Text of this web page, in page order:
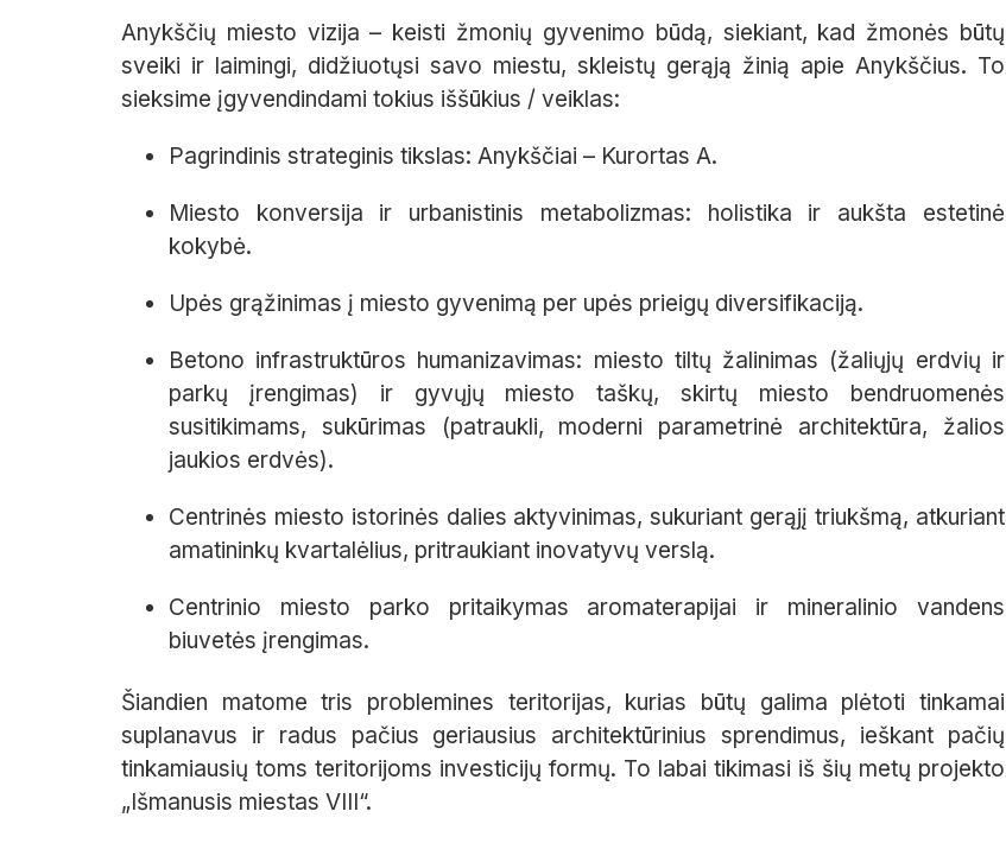
Anykščių miesto vizija – keisti žmonių gyvenimo būdą, siekiant, kad žmonės būtų
sveiki ir laimingi, didžiuotųsi savo miestu, skleistų gerąją žinią apie Anykščius. To
sieksime įgyvendindami tokius iššūkius / veiklas:
Pagrindinis strateginis tikslas: Anykščiai – Kurortas A.
Miesto konversija ir urbanistinis metabolizmas: holistika ir aukšta estetinė
kokybė.
Upės grąžinimas į miesto gyvenimą per upės prieigų diversifikaciją.
Betono infrastruktūros humanizavimas: miesto tiltų žalinimas (žaliųjų erdvių ir
parkų įrengimas) ir gyvųjų miesto taškų, skirtų miesto bendruomenės
susitikimams, sukūrimas (patraukli, moderni parametrinė architektūra, žalios
jaukios erdvės).
Centrinės miesto istorinės dalies aktyvinimas, sukuriant gerąjį triukšmą, atkuriant
amatininkų kvartalėlius, pritraukiant inovatyvų verslą.
Centrinio miesto parko pritaikymas aromaterapijai ir mineralinio vandens
biuvetės įrengimas.
Šiandien matome tris problemines teritorijas, kurias būtų galima plėtoti tinkamai
suplanavus ir radus pačius geriausius architektūrinius sprendimus, ieškant pačių
tinkamiausių toms teritorijoms investicijų formų. To labai tikimasi iš šių metų projekto
„Išmanusis miestas VIII“.